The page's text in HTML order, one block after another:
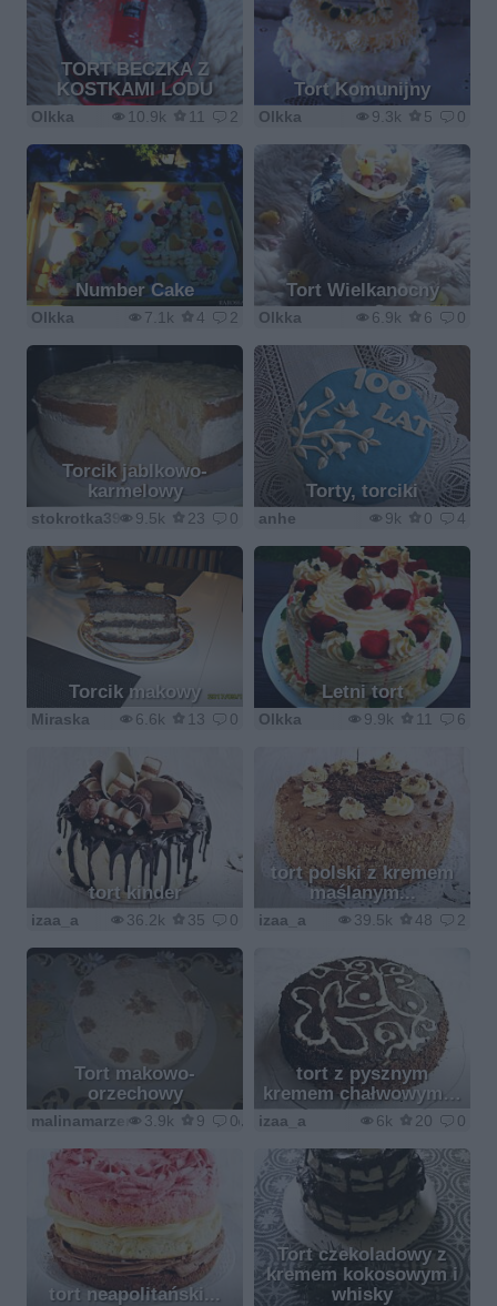
TORT BECZKA Z
KOSTKAMI LODU
10.9k 11 2
Olkka
Tort Komunijny
9.3k 5 0
Olkka
Number Cake
7.1k 4 2
Olkka
Tort Wielkanocny
6.9k 6 0
Olkka
Torcik jablkowo-
karmelowy
9.5k 23 0
stokrotka390
Torty, torciki
9k 0 4
anhe
Torcik makowy
6.6k 13 0
Miraska
Letni tort
9.9k 11 6
Olkka
tort kinder
36.2k 35 0
izaa_a
tort polski z kremem
maślanym...
39.5k 48 2
izaa_a
Tort makowo-
orzechowy
3.9k 9 0
malinamarzenamalina1@wp.pl
tort z pysznym
kremem chałwowym…
6k 20 0
izaa_a
tort neapolitański...
Tort czekoladowy z
kremem kokosowym i
whisky